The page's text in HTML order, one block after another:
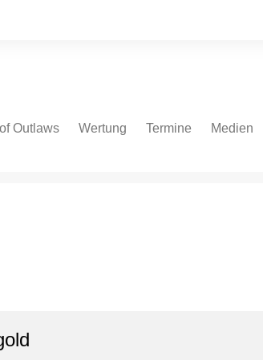
Outlaws Wertung Termine Medien